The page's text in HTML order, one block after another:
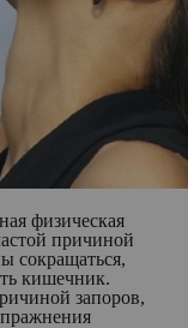
физическая
причиной
сокращаться,
кишечник.
запоров,